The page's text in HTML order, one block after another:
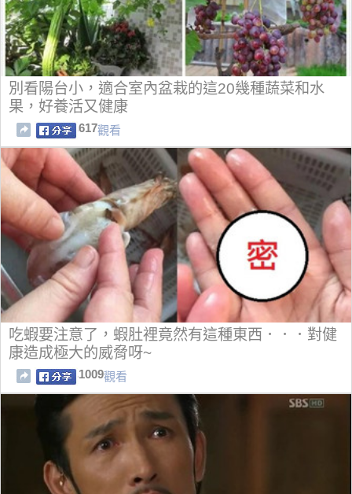
別看陽台小，適合室內盆栽的這20幾種蔬菜和水
果，好養活又健康
617觀看
吃蝦要注意了，蝦肚裡竟然有這種東西．．．對健
康造成極大的威脅呀~
1009觀看